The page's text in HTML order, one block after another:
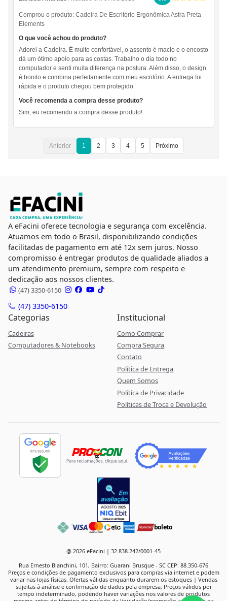
Comprou o produto: Cadeira De Escritório Ergonômica Astra Preta
Elements
O que você achou do produto?
Adorei a Cadeira. É muito confortável, o assento é macio e o encosto
dá um ótimo apoio para as costas. Trabalho o dia todo no
computador e senti muita diferença na postura. Além disso, o design
é bonito e combina perfeitamente com meu escritório. A entrega foi
rápida e o produto chegou bem protegido.
Você recomenda a compra desse produto?
Sim, eu recomendo a compra desse produto!
Anterior 1 2 3 4 5 Próximo
A eFacini oferece tecnologia e segurança com excelência.
Atuamos em todo o Brasil, disponibilizando condições
facilitadas de pagamento em até 12x sem juros. Nosso
compromisso é entregar produtos de qualidade aliados a
um atendimento premium, sempre com respeito e
dedicação aos nossos clientes.
(47) 3350-6150
(47) 3350-6150
Categorias
Cadeiras
Computadores & Notebooks
Institucional
Como Comprar
Compra Segura
Contato
Política de Entrega
Quem Somos
Política de Privacidade
Políticas de Troca e Devolução
boleto
@ 2026 eFacini | 32.838.242/0001-45
Rua Ernesto Bianchini, 101, Bairro: Guarani Brusque - SC CEP: 88.350-676
Preços e condições de pagamento exclusivos para compras via internet e podem
variar nas lojas físicas. Ofertas válidas enquanto durarem os estoques | Vendas
sujeitas à análise e confirmação de dados pela empresa. Preços válidos por
tempo indeterminado, podendo haver variações nos valores de produtos